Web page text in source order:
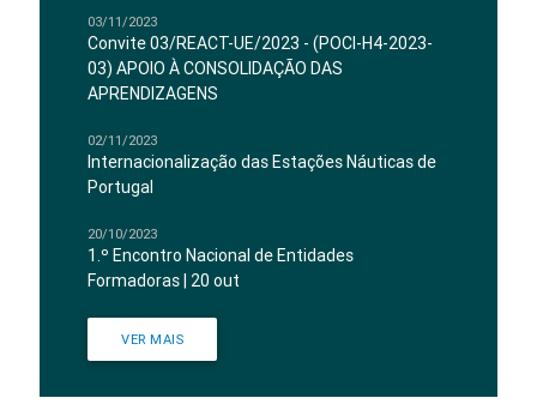
03/11/2023
Convite 03/REACT-UE/2023 - (POCI-H4-2023-
03) APOIO À CONSOLIDAÇÃO DAS
APRENDIZAGENS
02/11/2023
Internacionalização das Estações Náuticas de
Portugal
20/10/2023
1.º Encontro Nacional de Entidades
Formadoras | 20 out
VER MAIS